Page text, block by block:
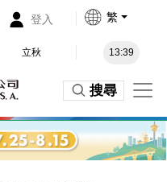
登入 繁
立秋 13:39
搜尋